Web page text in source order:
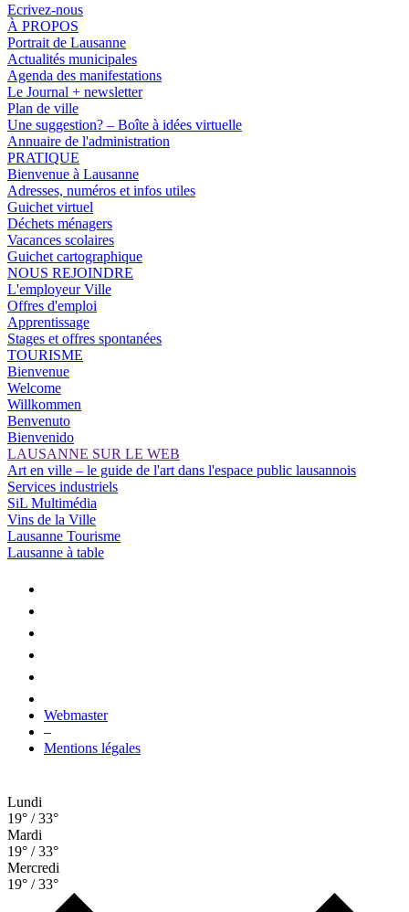
Ecrivez-nous
À PROPOS
Portrait de Lausanne
Actualités municipales
Agenda des manifestations
Le Journal + newsletter
Plan de ville
Une suggestion? – Boîte à idées virtuelle
Annuaire de l'administration
PRATIQUE
Bienvenue à Lausanne
Adresses, numéros et infos utiles
Guichet virtuel
Déchets ménagers
Vacances scolaires
Guichet cartographique
NOUS REJOINDRE
L'employeur Ville
Offres d'emploi
Apprentissage
Stages et offres spontanées
TOURISME
Bienvenue
Welcome
Willkommen
Benvenuto
Bienvenido
LAUSANNE SUR LE WEB
Art en ville – le guide de l'art dans l'espace public lausannois
Services industriels
SiL Multimédia
Vins de la Ville
Lausanne Tourisme
Lausanne à table
Webmaster
–
Mentions légales
Lundi
19° / 33°
Mardi
19° / 33°
Mercredi
19° / 33°